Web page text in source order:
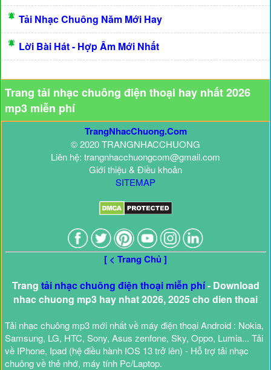
Tải Nhạc Chuông Năm Mới Hay
Lời Bài Hát - Hợp Âm Mới Nhất
Trang tải nhạc chuông điện thoại hay nhất 2026
mp3 miễn phí
TrangNhacChuong.Com
© 2020 TRANGNHACCHUONG
Liên hệ: trangnhacchuongcom@gmail.com
Giới thiệu & Điều khoản
SITEMAP
[ < Trang Chủ ]
Trang tải nhạc chuông điện thoại miễn phí- Download
nhac chuong mp3 hay nhat 2026, 2025 cho dien thoai
Tải nhạc chuông mp3 mới nhất về máy điện thoại Android : Nokia,
Samsung, LG, HTC, Sony, Asus zenfone, Sky, Oppo, Lumia... Tải
về IPhone, Ipad (hệ điều hành IOS 13 trở lên) - Hỗ trợ tải nhạc
chuông về thẻ nhớ, máy tính Pc/Laptop.